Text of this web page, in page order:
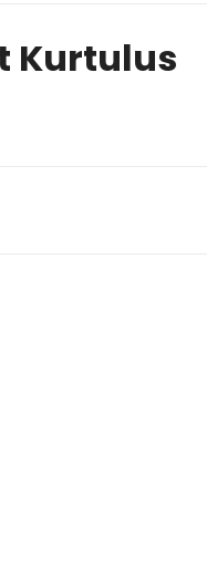
Kurtulus